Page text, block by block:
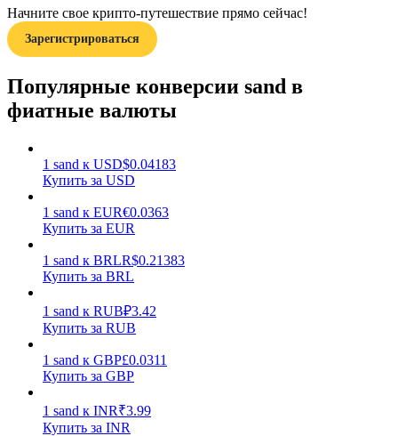
Силовая свинья
Начните свое крипто-путешествие прямо сейчас!
Зарегистрироваться
Популярные конверсии sand в
фиатные валюты
1 sand к USD$0.04183
Купить за USD
1 sand к EUR€0.0363
Купить за EUR
1 sand к BRLR$0.21383
Купить за BRL
1 sand к RUB₽3.42
Купить за RUB
1 sand к GBP£0.0311
Купить за GBP
1 sand к INR₹3.99
Купить за INR